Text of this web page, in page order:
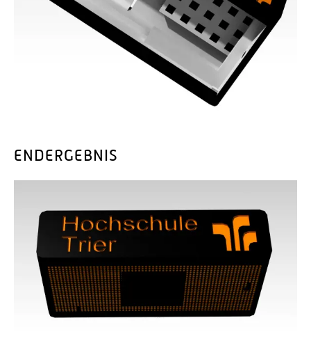
ENDERGEBNIS